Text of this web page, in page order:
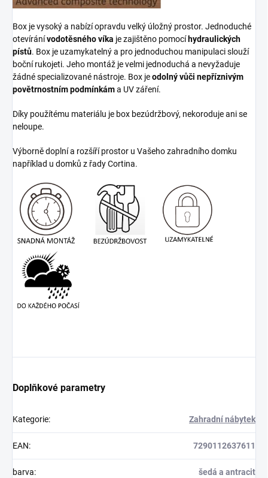
Box je vysoký a nabízí opravdu velký úložný prostor. Jednoduché
otevíránívodotěsného víka je zajištěno pomocí hydraulických
pístů. Box je uzamykatelný a pro jednoduchou manipulaci slouží
boční rukojeti. Jeho montáž je velmi jednoduchá a nevyžaduje
žádné specializované nástroje. Box jeodolný vůči nepříznivým
povětrnostním podmínkáma UV záření.
Díky použítému materiálu je box bezúdržbový, nekoroduje ani se
neloupe.
Výborně doplní a rozšíří prostor u Vašeho zahradního domku
například u domků z řady Cortina.
Doplňkové parametry
Kategorie: Zahradní nábytek
EAN: 7290112637611
barva: šedá a antracit